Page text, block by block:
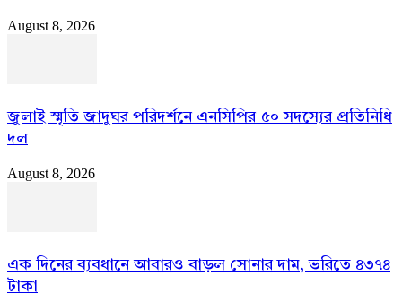
August 8, 2026
জুলাই স্মৃতি জাদুঘর পরিদর্শনে এনসিপির ৫০ সদস্যের প্রতিনিধি
দল
August 8, 2026
এক দিনের ব্যবধানে আবারও বাড়ল সোনার দাম, ভরিতে ৪৩৭৪
টাকা